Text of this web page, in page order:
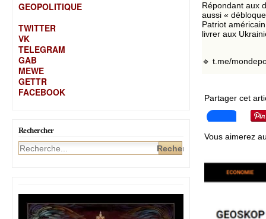
GEOPOLITIQUE
TWITTER
VK
TELEGRAM
GAB
MEWE
GETTR
FACEBOOK
Rechercher
Répondant aux
aussi «
Patriot
livrer aux
🔹 t.me/
Partager cet
Vous aimerez